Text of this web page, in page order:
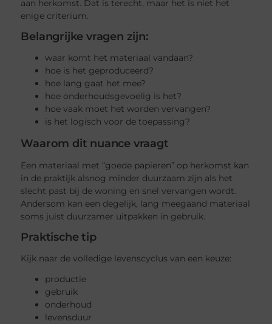
aan herkomst. Dat is terecht, maar het is niet het
enige criterium.
Belangrijke vragen zijn:
waar komt het materiaal vandaan?
hoe is het geproduceerd?
hoe lang gaat het mee?
hoe onderhoudsgevoelig is het?
hoe vaak moet het worden vervangen?
is het logisch voor de toepassing?
Waarom dit nuance vraagt
Een materiaal met “goede papieren” op herkomst kan
in de praktijk alsnog minder duurzaam zijn als het
slecht past bij de woning en snel vervangen wordt.
Andersom kan een degelijk, lang meegaand materiaal
soms juist duurzamer uitpakken in gebruik.
Praktische tip
Kijk naar de volledige levenscyclus van een keuze:
productie
gebruik
onderhoud
levensduur